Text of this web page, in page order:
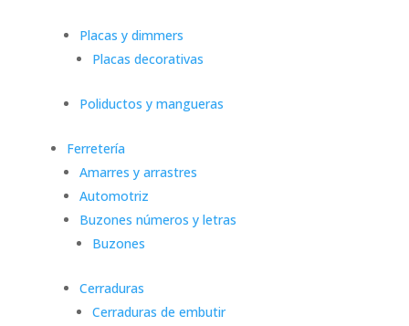
Placas y dimmers
Placas decorativas
Poliductos y mangueras
Ferretería
Amarres y arrastres
Automotriz
Buzones números y letras
Buzones
Cerraduras
Cerraduras de embutir